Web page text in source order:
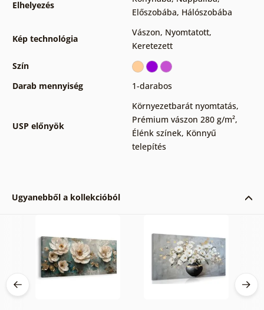
Elhelyezés
Előszobába, Hálószobába
Kép technológia
Vászon, Nyomtatott,
Keretezett
Szín
Darab mennyiség
1-darabos
USP előnyök
Környezetbarát nyomtatás,
Prémium vászon 280 g/m²,
Élénk színek, Könnyű
telepítés
Ugyanebből a kollekcióból